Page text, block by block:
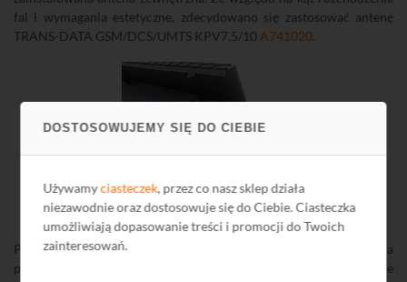
DOSTOSOWUJEMY SIĘ DO CIEBIE
Używamyciasteczek, przez co nasz sklep działa
niezawodnie oraz dostosowuje się do Ciebie. Ciasteczka
umożliwiają dopasowanie treści i promocji do Twoich
zainteresowań.
fal i wymagania estetyczne, zdecydowano się zastosować antenę
TRANS-DATA GSM/DCS/UMTS KPV7,5/10 A741020.
Zainstalowana antena zewnętrzna
TRANS-DATA KPV7,5/10A741020
Pomieszczenie, które zostało pokryte wzmocnionym sygnałem ma
powierzchnię 350 m
i znajduję się w podziemiach budynku. Ze